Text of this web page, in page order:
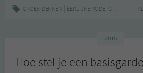
mijn
dat?
GROEN DENKEN EERLIJKE MODE, GARDEROBE ,
2015
Hoe stel je een